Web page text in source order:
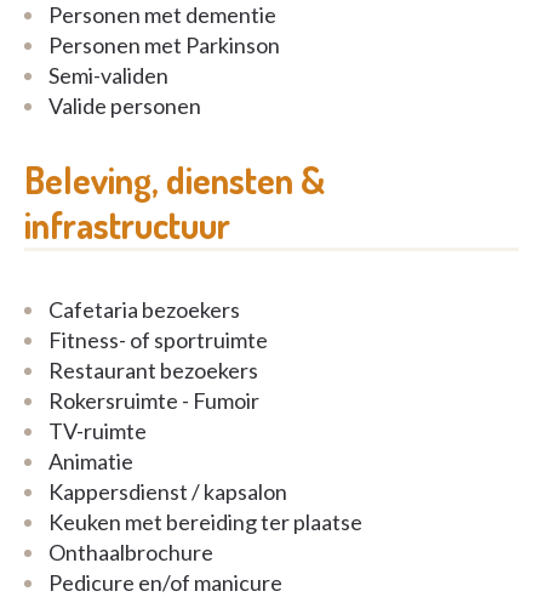
Personen met dementie
Personen met Parkinson
Semi-validen
Valide personen
Beleving, diensten &
infrastructuur
Cafetaria bezoekers
Fitness- of sportruimte
Restaurant bezoekers
Rokersruimte - Fumoir
TV-ruimte
Animatie
Kappersdienst / kapsalon
Keuken met bereiding ter plaatse
Onthaalbrochure
Pedicure en/of manicure